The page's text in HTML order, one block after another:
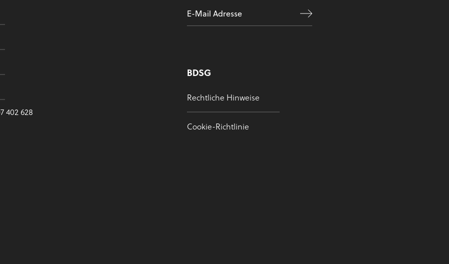
402 628
BDSG
Rechtliche Hinweise
Cookie-Richtlinie